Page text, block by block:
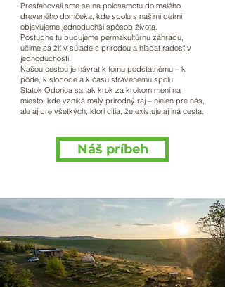
Presťahovali sme sa na polosamotu do malého
dreveného domčeka, kde spolu s našimi deťmi
objavujeme jednoduchší spôsob života.
Postupne tu budujeme permakultúrnu záhradu,
učíme sa žiť v súlade s prírodou a hľadať radosť v
jednoduchosti.
Našou cestou je návrat k tomu podstatnému – k
pôde, k slobode a k času strávenému spolu.
Statok Odorica sa tak krok za krokom mení na
miesto, kde vzniká malý prírodný raj – nielen pre nás,
ale aj pre všetkých, ktorí cítia, že existuje aj iná cesta.
Náš príbeh